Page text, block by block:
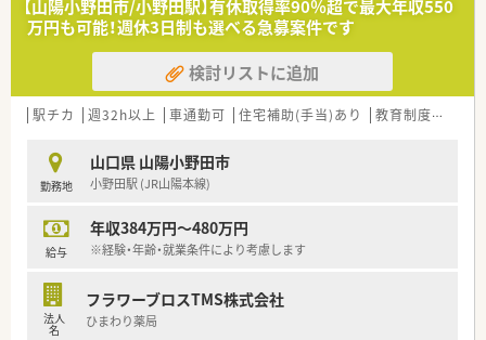
テムを導入。勤続10年より相談可能です。
独立希望の薬剤師の方は、薬局経営の勉強をしながら自分の思
い描いている薬局をつくることが出来ます。
＜法人特徴＞
当社は山口県を中心に広島や関東、九州に調剤薬局を展開してい
山口県をはじめ34店舗を展開し、地域・社会貢献にも積極的に取
り組んでおります。
てできる雇用環境づくりをテーマとした「やまぐち子育て応援企
業」と「やまぐちイクメン応援企業」に登録されました。
認定を受け、男女ともに働きやすい環境づくりに取り組んでいま
す。
※育休取得率100％、復帰率100％（2022年度実績）
【山陽小野田市/小野田駅】有休取得率90％超で最大年収550
万円も可能！週休3日制も選べる急募案件です
検討リストに追加
駅チカ 週32h以上 車通勤可 住宅補助(手当)あり 教育制度あり
勤務地
山口県 山陽小野田市
小野田駅 (JR山陽本線)
給与
年収384万円～480万円
※経験・年齢・就業条件により考慮します
法人
名
フラワーブロスTMS株式会社
ひまわり薬局